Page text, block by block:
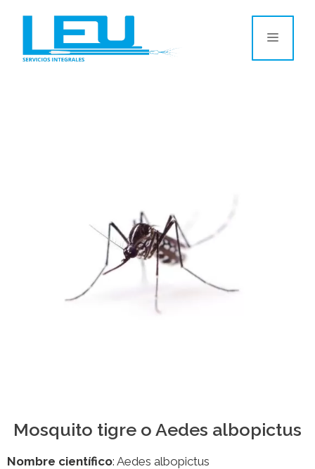
Mosquito tigre o Aedes albopictus
Nombre científico: Aedes albopictus